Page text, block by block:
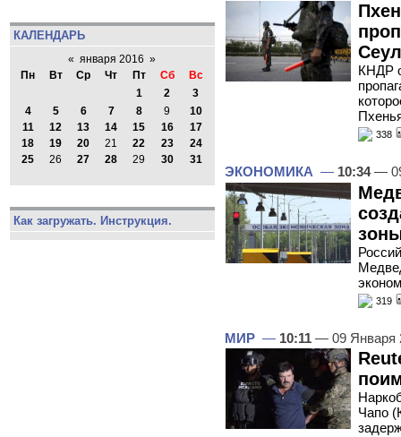
КАЛЕНДАРЬ
« января 2016 »
Пн
Вт Ср Чт Пт Сб
Вс
1
2
3
4
5 6 7 8 9
10
11
12 13 14 15 16
17
18
19 20 21 22 23
24
25
26 27 28 29 30 31
Как загружать. Инструкция.
КНДР
338
ЭКОНОМИКА — 10:34—
319
МИР — 10:11 — 09 Января
Чапо